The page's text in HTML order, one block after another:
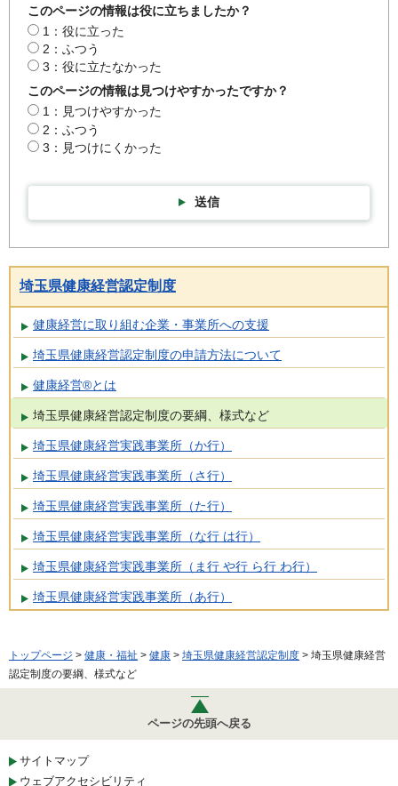
このページの情報は役に立ちましたか？
1：役に立った
2：ふつう
3：役に立たなかった
このページの情報は見つけやすかったですか？
1：見つけやすかった
2：ふつう
3：見つけにくかった
送信
埼玉県健康経営認定制度
健康経営に取り組む企業・事業所への支援
埼玉県健康経営認定制度の申請方法について
健康経営®とは
埼玉県健康経営認定制度の要綱、様式など
埼玉県健康経営実践事業所（か行）
埼玉県健康経営実践事業所（さ行）
埼玉県健康経営実践事業所（た行）
埼玉県健康経営実践事業所（な行 は行）
埼玉県健康経営実践事業所（ま行 や行 ら行 わ行）
埼玉県健康経営実践事業所（あ行）
トップページ > 健康・福祉 > 健康 > 埼玉県健康経営認定制度 > 埼玉県健康経営
認定制度の要綱、様式など
ページの先頭へ戻る
サイトマップ
ウェブアクセシビリティ